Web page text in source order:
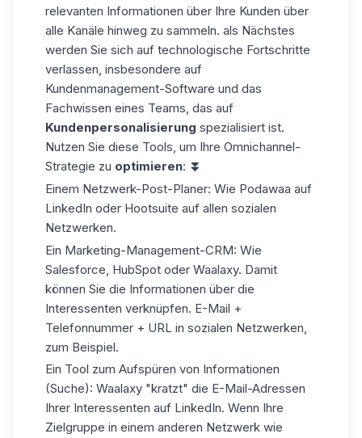
relevanten Informationen über Ihre Kunden über
alle Kanäle hinweg zu sammeln. als Nächstes
werden Sie sich auf technologische Fortschritte
verlassen, insbesondere auf
Kundenmanagement-Software und das
Fachwissen eines Teams, das auf
Kundenpersonalisierung spezialisiert ist.
Nutzen Sie diese Tools, um Ihre Omnichannel-
Strategie zu optimieren: ⏬
Einem Netzwerk-Post-Planer: Wie Podawaa auf
LinkedIn oder Hootsuite auf allen sozialen
Netzwerken.
Ein Marketing-Management-CRM: Wie
Salesforce, HubSpot oder Waalaxy. Damit
können Sie die Informationen über die
Interessenten verknüpfen. E-Mail +
Telefonnummer + URL in sozialen Netzwerken,
zum Beispiel.
Ein Tool zum Aufspüren von Informationen
(Suche): Waalaxy "kratzt" die E-Mail-Adressen
Ihrer Interessenten auf LinkedIn. Wenn Ihre
Zielgruppe in einem anderen Netzwerk wie